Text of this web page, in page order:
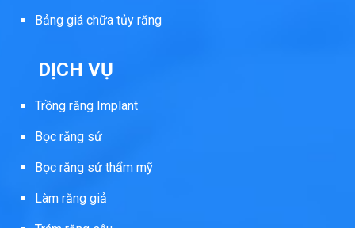
Bảng giá chữa tủy răng
DỊCH VỤ
Trồng răng Implant
Bọc răng sứ
Bọc răng sứ thẩm mỹ
Làm răng giả